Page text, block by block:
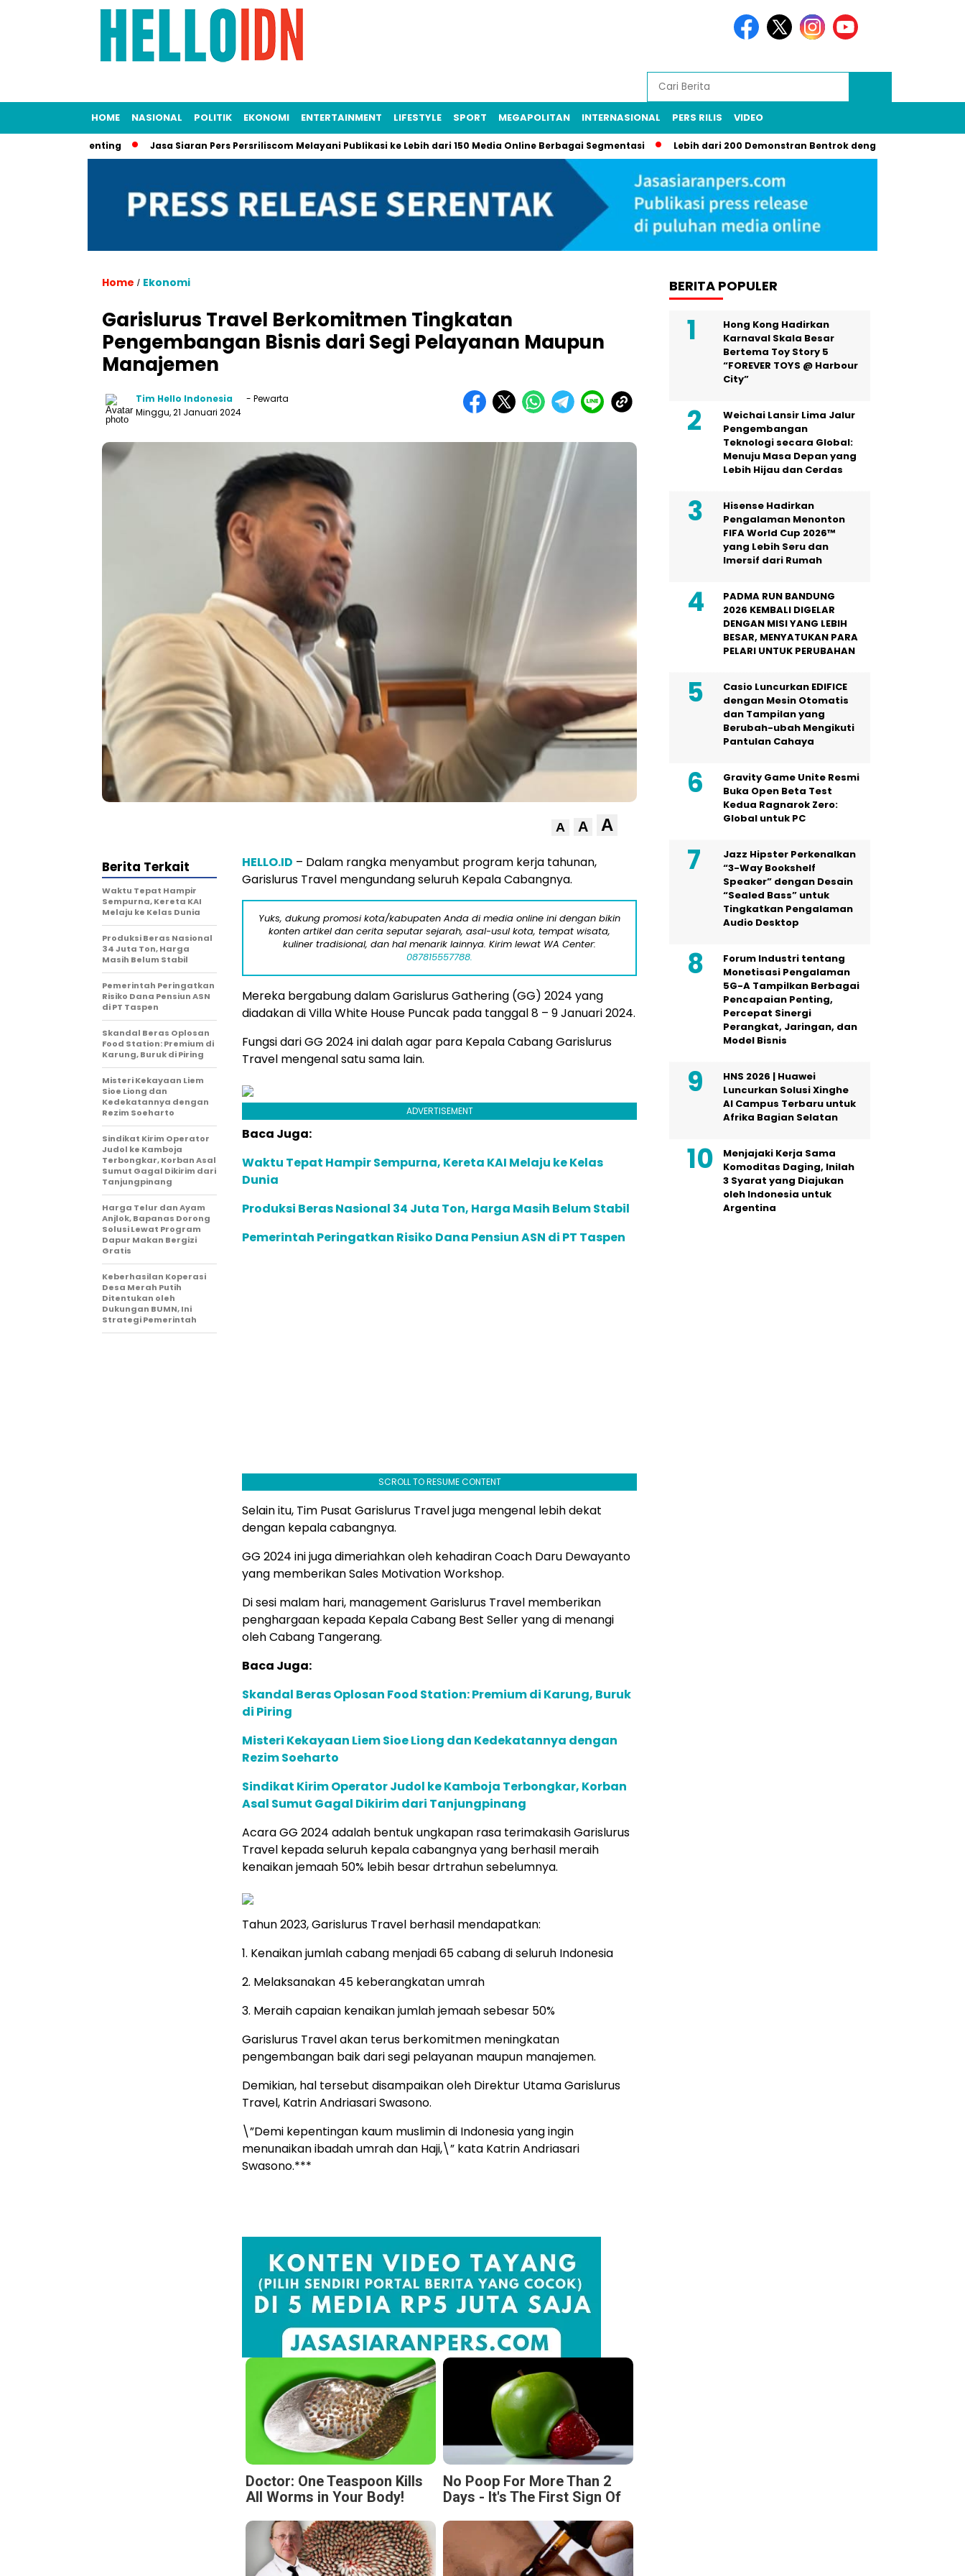
HOME NASIONAL POLITIK EKONOMI ENTERTAINMENT LIFESTYLE SPORT MEGAPOLITAN INTERNASIONAL PERS RILIS VIDEO
Jasa Siaran Pers Persriliscom Melayani Publikasi ke Lebih dari 150 Media Online Berbagai Segmentasi Lebih dari 200 Demonstran Bentrok dengan Garda Nasional di LA,
Home / Ekonomi
Garislurus Travel Berkomitmen Tingkatan
Pengembangan Bisnis dari Segi Pelayanan Maupun
Manajemen
Tim Hello Indonesia
- Pewarta
Minggu, 21 Januari 2024
A A A
HELLO.ID – Dalam rangka menyambut program kerja tahunan,
Garislurus Travel mengundang seluruh Kepala Cabangnya.
Yuks, dukung promosi kota/kabupaten Anda di media online ini dengan bikin
konten artikel dan cerita seputar sejarah, asal-usul kota, tempat wisata,
kuliner tradisional, dan hal menarik lainnya. Kirim lewat WA Center:
087815557788.
Mereka bergabung dalam Garislurus Gathering (GG) 2024 yang
diadakan di Villa White House Puncak pada tanggal 8 – 9 Januari 2024.
Fungsi dari GG 2024 ini dalah agar para Kepala Cabang Garislurus
Travel mengenal satu sama lain.
ADVERTISEMENT
Baca Juga:
Waktu Tepat Hampir Sempurna, Kereta KAI Melaju ke Kelas
Dunia
Produksi Beras Nasional 34 Juta Ton, Harga Masih Belum Stabil
Pemerintah Peringatkan Risiko Dana Pensiun ASN di PT Taspen
SCROLL TO RESUME CONTENT
Selain itu, Tim Pusat Garislurus Travel juga mengenal lebih dekat
dengan kepala cabangnya.
GG 2024 ini juga dimeriahkan oleh kehadiran Coach Daru Dewayanto
yang memberikan Sales Motivation Workshop.
Di sesi malam hari, management Garislurus Travel memberikan
penghargaan kepada Kepala Cabang Best Seller yang di menangi
oleh Cabang Tangerang.
Baca Juga:
Skandal Beras Oplosan Food Station: Premium di Karung, Buruk
di Piring
Misteri Kekayaan Liem Sioe Liong dan Kedekatannya dengan
Rezim Soeharto
Sindikat Kirim Operator Judol ke Kamboja Terbongkar, Korban
Asal Sumut Gagal Dikirim dari Tanjungpinang
Acara GG 2024 adalah bentuk ungkapan rasa terimakasih Garislurus
Travel kepada seluruh kepala cabangnya yang berhasil meraih
kenaikan jemaah 50% lebih besar drtrahun sebelumnya.
Tahun 2023, Garislurus Travel berhasil mendapatkan:
1. Kenaikan jumlah cabang menjadi 65 cabang di seluruh Indonesia
2. Melaksanakan 45 keberangkatan umrah
3. Meraih capaian kenaikan jumlah jemaah sebesar 50%
Garislurus Travel akan terus berkomitmen meningkatan
pengembangan baik dari segi pelayanan maupun manajemen.
Demikian, hal tersebut disampaikan oleh Direktur Utama Garislurus
Travel, Katrin Andriasari Swasono.
\”Demi kepentingan kaum muslimin di Indonesia yang ingin
menunaikan ibadah umrah dan Haji,\” kata Katrin Andriasari
Swasono.***
Doctor: One Teaspoon Kills
All Worms in Your Body!
No Poop For More Than 2
Days - It's The First Sign Of
Berita Terkait
Waktu Tepat Hampir
Sempurna, Kereta KAI
Melaju ke Kelas Dunia
Produksi Beras Nasional
34 Juta Ton, Harga
Masih Belum Stabil
Pemerintah Peringatkan
Risiko Dana Pensiun ASN
di PT Taspen
Skandal Beras Oplosan
Food Station: Premium di
Karung, Buruk di Piring
Misteri Kekayaan Liem
Sioe Liong dan
Kedekatannya dengan
Rezim Soeharto
Sindikat Kirim Operator
Judol ke Kamboja
Terbongkar, Korban Asal
Sumut Gagal Dikirim dari
Tanjungpinang
Harga Telur dan Ayam
Anjlok, Bapanas Dorong
Solusi Lewat Program
Dapur Makan Bergizi
Gratis
Keberhasilan Koperasi
Desa Merah Putih
Ditentukan oleh
Dukungan BUMN, Ini
Strategi Pemerintah
BERITA POPULER
Hong Kong Hadirkan
Karnaval Skala Besar
Bertema Toy Story 5
“FOREVER TOYS @ Harbour
City”
Weichai Lansir Lima Jalur
Pengembangan
Teknologi secara Global:
Menuju Masa Depan yang
Lebih Hijau dan Cerdas
Hisense Hadirkan
Pengalaman Menonton
FIFA World Cup 2026™
yang Lebih Seru dan
Imersif dari Rumah
PADMA RUN BANDUNG
2026 KEMBALI DIGELAR
DENGAN MISI YANG LEBIH
BESAR, MENYATUKAN PARA
PELARI UNTUK PERUBAHAN
Casio Luncurkan EDIFICE
dengan Mesin Otomatis
dan Tampilan yang
Berubah-ubah Mengikuti
Pantulan Cahaya
Gravity Game Unite Resmi
Buka Open Beta Test
Kedua Ragnarok Zero:
Global untuk PC
Jazz Hipster Perkenalkan
“3-Way Bookshelf
Speaker” dengan Desain
“Sealed Bass” untuk
Tingkatkan Pengalaman
Audio Desktop
Forum Industri tentang
Monetisasi Pengalaman
5G-A Tampilkan Berbagai
Pencapaian Penting,
Percepat Sinergi
Perangkat, Jaringan, dan
Model Bisnis
HNS 2026 | Huawei
Luncurkan Solusi Xinghe
AI Campus Terbaru untuk
Afrika Bagian Selatan
Menjajaki Kerja Sama
Komoditas Daging, Inilah
3 Syarat yang Diajukan
oleh Indonesia untuk
Argentina